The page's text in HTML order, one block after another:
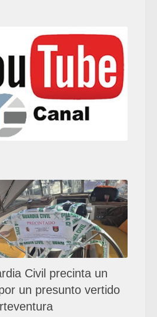
Civil precinta un
un presunto vertido